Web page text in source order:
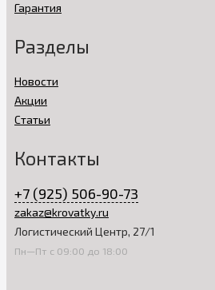
Гарантия
Разделы
Новости
Акции
Статьи
Контакты
+7 (925) 506-90-73
zakaz@krovatky.ru
Логистический Центр, 27/1
Пн—Пт с 09:00 до 18:00